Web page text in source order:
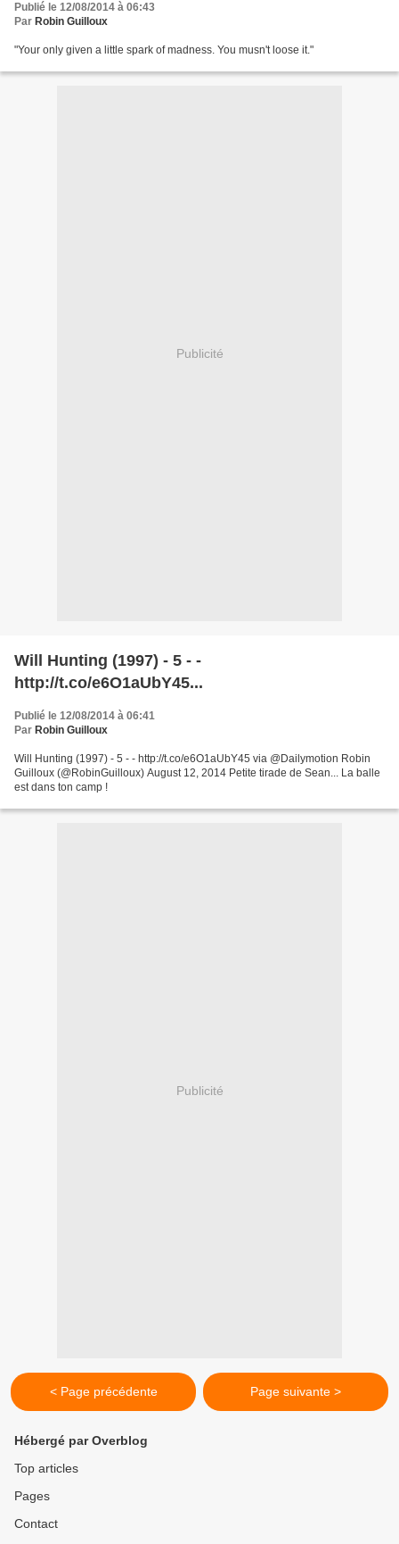
Publié le 12/08/2014 à 06:43
Par Robin Guilloux
"Your only given a little spark of madness. You musn't loose it."
Publicité
Will Hunting (1997) - 5 - -
http://t.co/e6O1aUbY45...
Publié le 12/08/2014 à 06:41
Par Robin Guilloux
Will Hunting (1997) - 5 - - http://t.co/e6O1aUbY45 via @Dailymotion Robin
Guilloux (@RobinGuilloux) August 12, 2014 Petite tirade de Sean... La balle
est dans ton camp !
Publicité
< Page précédente Page suivante >
Hébergé par Overblog
Top articles
Pages
Contact